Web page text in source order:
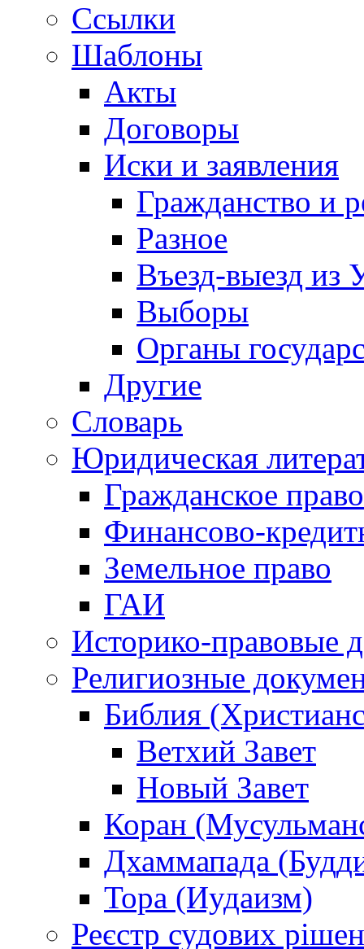
Ссылки
Шаблоны
Акты
Договоры
Иски и заявления
Гражданство и
Разное
Въезд-выезд из
Выборы
Органы
Другие
Словарь
Юридическая
Гражданское право
Финансово-
Земельное право
ГАИ
Историко-правовые
Религиозные
Библия
Ветхий Завет
Новый Завет
Коран
Дхаммапада
Тора (Иудаизм)
Реєстр судових